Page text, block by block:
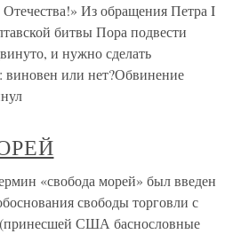
Из обращения Петра I
битвы Пора подвести
и нужно сделать
виновен или нет?Обвинение
«свобода морей» был введен
свободы торговли с
США баснословные